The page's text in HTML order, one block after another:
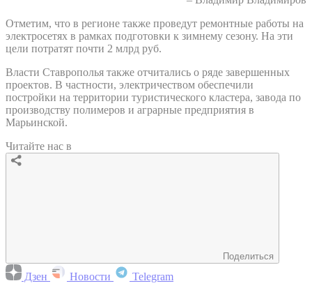
Отметим, что в регионе также проведут ремонтные работы на
электросетях в рамках подготовки к зимнему сезону. На эти
цели потратят почти 2 млрд руб.
Власти Ставрополья также отчитались о ряде завершенных
проектов. В частности, электричеством обеспечили
постройки на территории туристического кластера, завода по
производству полимеров и аграрные предприятия в
Марьинской.
Читайте нас в
Поделиться
Дзен Новости Telegram